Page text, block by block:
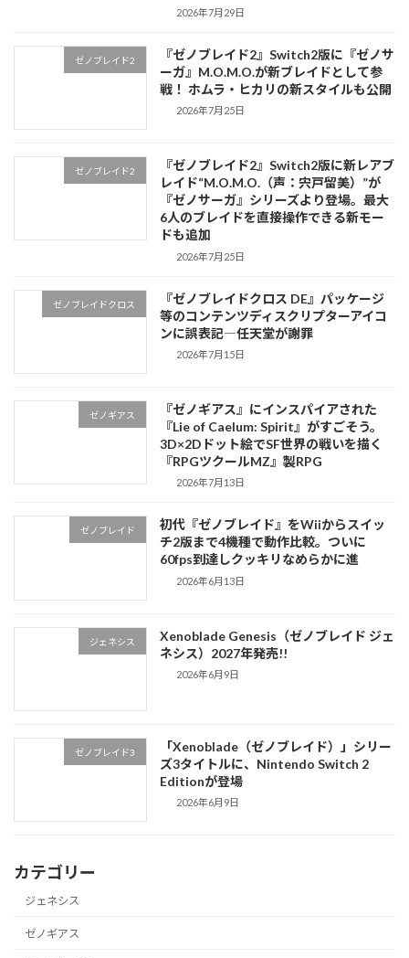
2026年7月29日
ゼノブレイド2
『ゼノブレイド2』Switch2版に『ゼノサ
ーガ』M.O.M.O.が新ブレイドとして参
戦！ ホムラ・ヒカリの新スタイルも公開
2026年7月25日
ゼノブレイド2
『ゼノブレイド2』Switch2版に新レアブ
レイド“M.O.M.O.（声：宍戸留美）”が
『ゼノサーガ』シリーズより登場。最大
6人のブレイドを直接操作できる新モー
ドも追加
2026年7月25日
ゼノブレイドクロス
『ゼノブレイドクロス DE』パッケージ
等のコンテンツディスクリプターアイコ
ンに誤表記―任天堂が謝罪
2026年7月15日
ゼノギアス
『ゼノギアス』にインスパイアされた
『Lie of Caelum: Spirit』がすごそう。
3D×2Dドット絵でSF世界の戦いを描く
『RPGツクールMZ』製RPG
2026年7月13日
ゼノブレイド
初代『ゼノブレイド』をWiiからスイッ
チ2版まで4機種で動作比較。ついに
60fps到達しクッキリなめらかに進
2026年6月13日
ジェネシス
Xenoblade Genesis（ゼノブレイド ジェ
ネシス）2027年発売!!
2026年6月9日
ゼノブレイド3
「Xenoblade（ゼノブレイド）」シリー
ズ3タイトルに、Nintendo Switch 2
Editionが登場
2026年6月9日
カテゴリー
ジェネシス
ゼノギアス